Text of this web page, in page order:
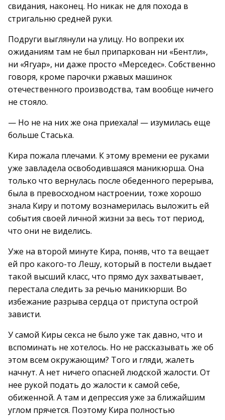
свидания, наконец. Но никак не для похода в
стригальню средней руки.
Подруги выглянули на улицу. Но вопреки их
ожиданиям там не был припаркован ни «Бентли»,
ни «Ягуар», ни даже просто «Мерседес». Собственно
говоря, кроме парочки ржавых машинок
отечественного производства, там вообще ничего
не стояло.
— Но не на них же она приехала! — изумилась еще
больше Стаська.
Кира пожала плечами. К этому времени ее руками
уже завладела освободившаяся маникюрша. Она
только что вернулась после обеденного перерыва,
была в превосходном настроении, тоже хорошо
знала Киру и потому вознамерилась выложить ей
события своей личной жизни за весь тот период,
что они не виделись.
Уже на второй минуте Кира, поняв, что та вещает
ей про какого-то Лешу, который в постели выдает
такой высший класс, что прямо дух захватывает,
перестала следить за речью маникюрши. Во
избежание разрыва сердца от приступа острой
зависти.
У самой Киры секса не было уже так давно, что и
вспоминать не хотелось. Но не рассказывать же об
этом всем окружающим? Того и гляди, жалеть
начнут. А нет ничего опасней людской жалости. От
нее рукой подать до жалости к самой себе,
обиженной. А там и депрессия уже за ближайшим
углом прячется. Поэтому Кира полностью